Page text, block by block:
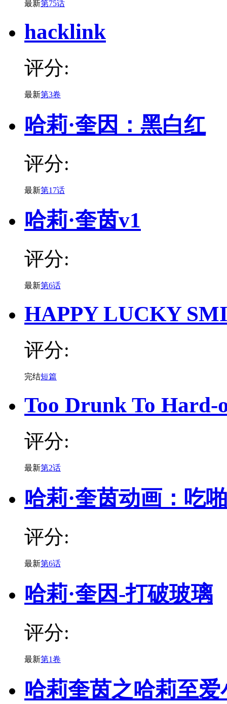
最新第75话
hacklink
评分:
最新第3卷
哈莉·奎因：黑白红
评分:
最新第17话
哈莉·奎茵v1
评分:
最新第6话
HAPPY LUCKY
评分:
完结短篇
Too Drunk To Hard-
评分:
最新第2话
哈莉·奎茵动画：吃
评分:
最新第6话
哈莉·奎因-打破玻璃
评分:
最新第1卷
哈莉奎茵之哈莉至爱